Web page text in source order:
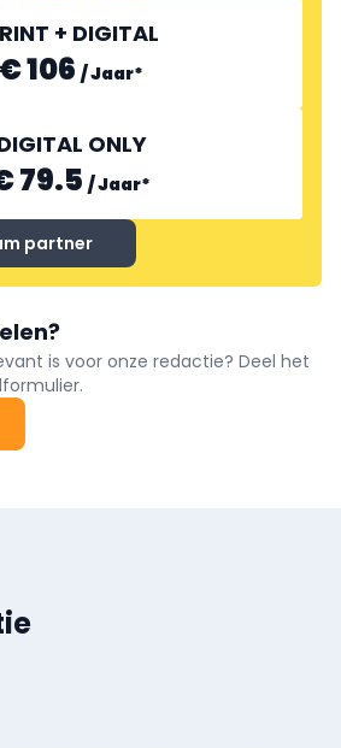
+ DIGITAL
€ 106 /Jaar*
ONLY
79.5 /Jaar*
partner
is voor onze redactie? Deel het